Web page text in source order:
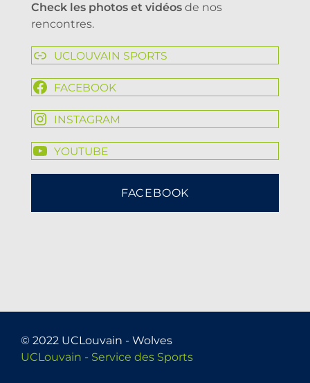
Check les photos et vidéos de nos
rencontres.
UCLOUVAIN SPORTS
FACEBOOK
INSTAGRAM
YOUTUBE
FACEBOOK
© 2022 UCLouvain - Wolves
UCLouvain - Service des Sports